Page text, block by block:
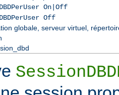
On|Off
Off
globale, serveur virtuel,